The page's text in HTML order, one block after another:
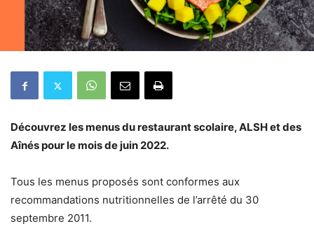
Découvrez les menus du restaurant scolaire, ALSH et des
Aînés pour le mois de juin 2022.
Tous les menus proposés sont conformes aux
recommandations nutritionnelles de l’arrêté du 30
septembre 2011.